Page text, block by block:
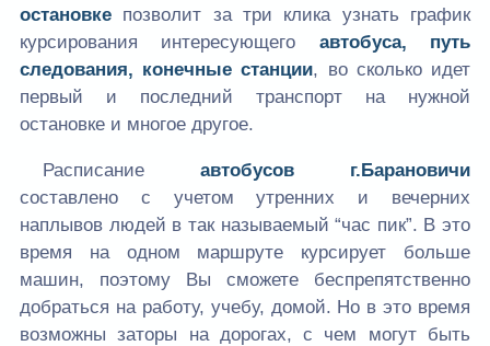
остановке позволит за три клика узнать график
курсирования интересующего автобуса, путь
следования, конечные станции, во сколько идет
первый и последний транспорт на нужной
остановке и многое другое.
Расписаниеавтобусов г.Барановичи
составлено с учетом утренних и вечерних
наплывов людей в так называемый “час пик”. В это
время на одном маршруте курсирует больше
машин, поэтому Вы сможете беспрепятственно
добраться на работу, учебу, домой. Но в это время
возможны заторы на дорогах, с чем могут быть